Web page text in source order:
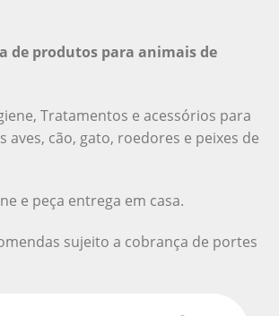
de produtos para animais de
Tratamentos e acessórios para
aves, cão, gato, roedores e peixes de
e peça entrega em casa.
sujeito a cobrança de portes